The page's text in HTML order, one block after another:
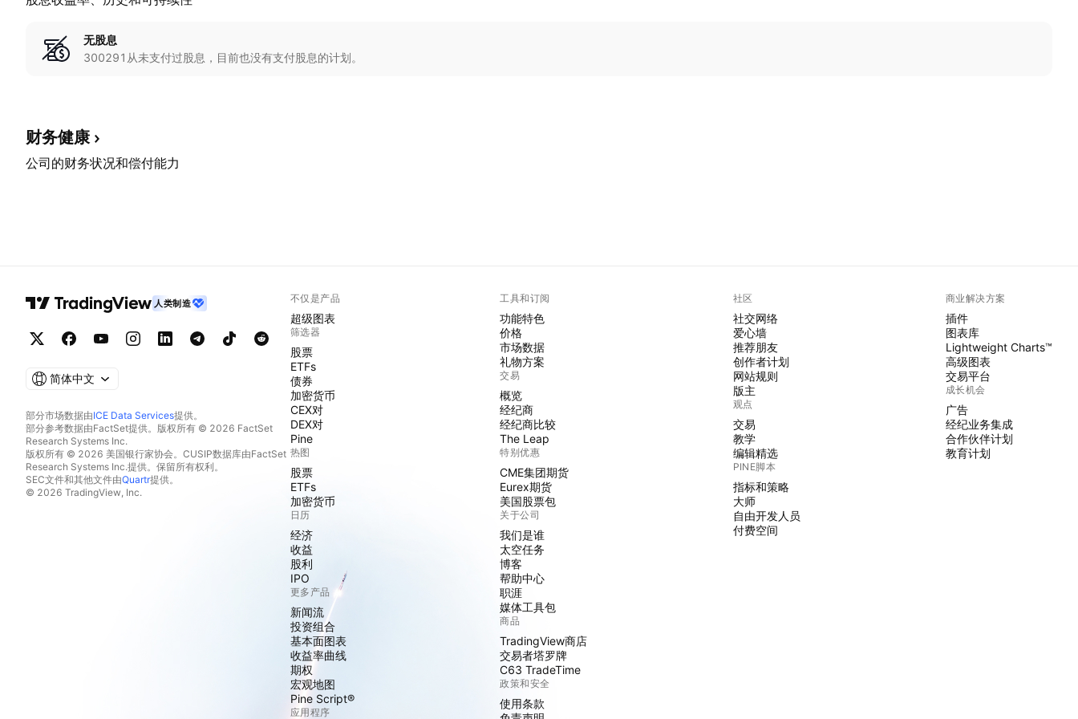
无股息
300291从未支付过股息，目前也没有支付股息的计划。
财务健康
公司的财务状况和偿付能力
人类制造
简体中文
部分市场数据由ICE Data Services提供。
部分参考数据由FactSet提供。版权所有 © 2026 FactSet
Research Systems Inc.
版权所有 © 2026 美国银行家协会。CUSIP数据库由FactSet
Research Systems Inc.提供。保留所有权利。
SEC文件和其他文件由Quartr提供。
© 2026 TradingView, Inc.
不仅是产品
超级图表
筛选器
股票
ETFs
债券
加密货币
CEX对
DEX对
Pine
热图
股票
ETFs
加密货币
日历
经济
收益
股利
IPO
更多产品
新闻流
投资组合
基本面图表
收益率曲线
期权
宏观地图
Pine Script®
应用程序
工具和订阅
功能特色
价格
市场数据
礼物方案
交易
概览
经纪商
经纪商比较
The Leap
特别优惠
CME集团期货
Eurex期货
美国股票包
关于公司
我们是谁
太空任务
博客
帮助中心
职涯
媒体工具包
商品
TradingView商店
交易者塔罗牌
C63 TradeTime
政策和安全
使用条款
社区
社交网络
爱心墙
推荐朋友
创作者计划
网站规则
版主
观点
交易
教学
编辑精选
PINE脚本
指标和策略
大师
自由开发人员
付费空间
商业解决方案
插件
图表库
Lightweight Charts™
高级图表
交易平台
成长机会
广告
经纪业务集成
合作伙伴计划
教育计划